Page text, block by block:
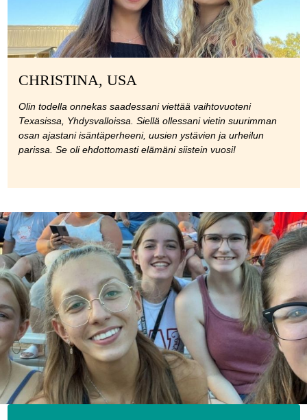
CHRISTINA, USA
Olin todella onnekas saadessani viettää vaihtovuoteni
Texasissa, Yhdysvalloissa. Siellä ollessani vietin suurimman
osan ajastani isäntäperheeni, uusien ystävien ja urheilun
parissa. Se oli ehdottomasti elämäni siistein vuosi!